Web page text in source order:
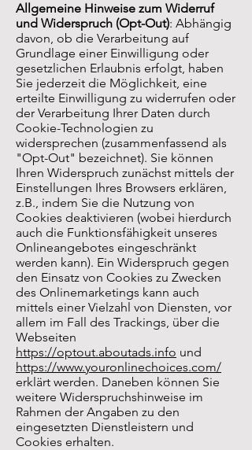
Allgemeine Hinweise zum Widerruf
und Widerspruch (Opt-Out): Abhängig
davon, ob die Verarbeitung auf
Grundlage einer Einwilligung oder
gesetzlichen Erlaubnis erfolgt, haben
Sie jederzeit die Möglichkeit, eine
erteilte Einwilligung zu widerrufen oder
der Verarbeitung Ihrer Daten durch
Cookie-Technologien zu
widersprechen (zusammenfassend als
"Opt-Out" bezeichnet). Sie können
Ihren Widerspruch zunächst mittels der
Einstellungen Ihres Browsers erklären,
z.B., indem Sie die Nutzung von
Cookies deaktivieren (wobei hierdurch
auch die Funktionsfähigkeit unseres
Onlineangebotes eingeschränkt
werden kann). Ein Widerspruch gegen
den Einsatz von Cookies zu Zwecken
des Onlinemarketings kann auch
mittels einer Vielzahl von Diensten, vor
allem im Fall des Trackings, über die
Webseiten
https://optout.aboutads.info und
https://www.youronlinechoices.com/
erklärt werden. Daneben können Sie
weitere Widerspruchshinweise im
Rahmen der Angaben zu den
eingesetzten Dienstleistern und
Cookies erhalten.